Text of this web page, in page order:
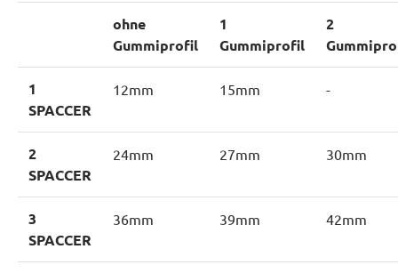
ohne
Gummiprofil
1
Gummiprofil
2
1
SPACCER
12mm 15mm -
2
SPACCER
24mm 27mm 30mm
3
SPACCER
36mm 39mm 42mm